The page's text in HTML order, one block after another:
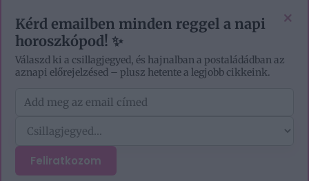
×
Kérd emailben minden reggel a napi
horoszkópod! ✨
Válaszd ki a csillagjegyed, és hajnalban a postaládádban az
aznapi előrejelzésed – plusz hetente a legjobb cikkeink.
Feliratkozom